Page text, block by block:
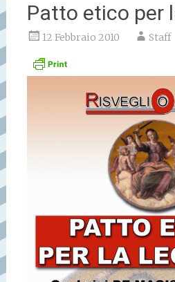
Patto etico per
12 Febbraio 2010 Staff